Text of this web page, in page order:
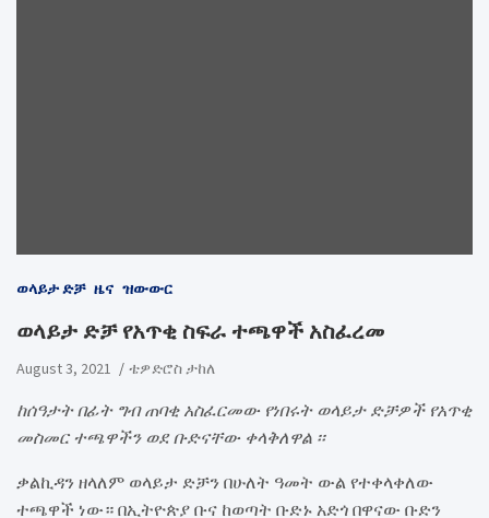
ወላይታ ድቻ ዜና ዝውውር
ወላይታ ድቻ የአጥቂ ስፍራ ተጫዋች አስፈረመ
August 3, 2021 ቴዎድሮስ ታከለ
ከሰዓታት በፊት ግብ ጠባቂ አስፈርመው የነበሩት ወላይታ ድቻዎች የአጥቂ
መስመር ተጫዋችን ወደ ቡድናቸው ቀላቅለዋል ፡፡
ቃልኪዳን ዘላለም ወላይታ ድቻን በሁለት ዓመት ውል የተቀላቀለው
ተጫዋች ነው። በኢትዮጵያ ቡና ከወጣት ቡድኑ አድጎ በዋናው ቡድን